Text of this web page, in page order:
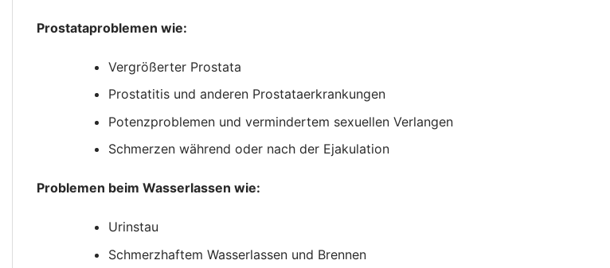
Prostataproblemen wie:
Vergrößerter Prostata
Prostatitis und anderen Prostataerkrankungen
Potenzproblemen und vermindertem sexuellen Verlangen
Schmerzen während oder nach der Ejakulation
Problemen beim Wasserlassen wie:
Urinstau
Schmerzhaftem Wasserlassen und Brennen